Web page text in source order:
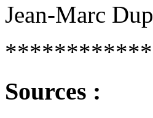
Jean-Marc
Sources :